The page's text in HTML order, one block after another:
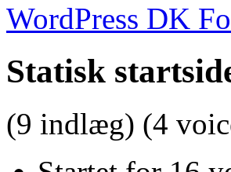
WordPress DK
Statisk
(9 indlæg) (4